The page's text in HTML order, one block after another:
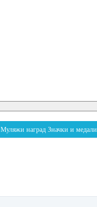
Муляжи наград Значки и медали